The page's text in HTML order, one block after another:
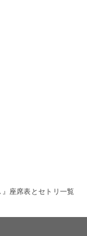
座席表とセトリ一覧